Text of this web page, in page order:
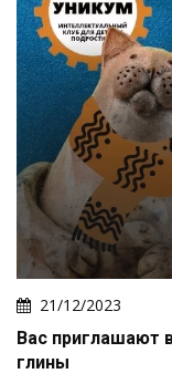
21/12/2023
Вас приглашают
глины